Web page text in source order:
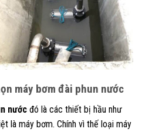
máy bơm đài phun nước
nước đó là các thiết bị hầu như
là máy bơm. Chính vì thế loại máy